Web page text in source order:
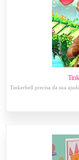
Tinkerbell precisa da sua